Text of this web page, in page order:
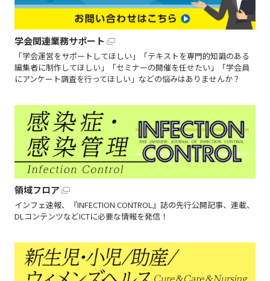
学会関連業務サポート
「学会運営をサポートしてほしい」「テキストを専門的知識のある
編集者に制作してほしい」「セミナーの開催を任せたい」「学会員
にアンケート調査を行ってほしい」などの悩みはありませんか？
領域フロア
インフェ速報、『INFECTION CONTROL』誌の先行公開記事、連載、
DLコンテンツなどICTに必要な情報を発信！